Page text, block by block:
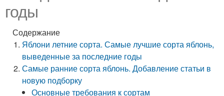
годы
Содержание
Яблони летние сорта. Самые лучшие сорта яблонь,
выведенные за последние годы
Самые ранние сорта яблонь. Добавление статьи в
новую подборку
Основные требования к сортам